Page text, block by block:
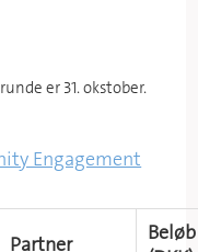
er 31. okstober.
Engagement
Partner
Beløb